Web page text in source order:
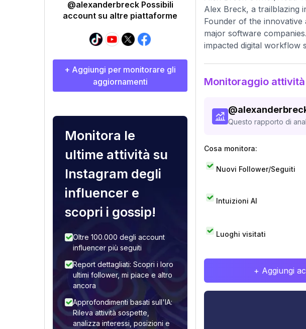
@alexanderbreck Possibili
account su altre piattaforme
+ Aggiungi per monitorare gli
aggiornamenti
Monitora le
ultime attività su
Instagram degli
influencer e
scopri i gossip!
Oltre 100.000 degli account
influencer più seguiti
Report dettagliati: Scopri i loro
ultimi follower, mi piace e altro
ancora
Approfondimenti basati sull'IA:
Rileva attività sospette,
analizza interessi, posizioni e
Alex Breck, a trailblazing
Founder of the
major software
impacted digital workflow
Monitoraggio
@
Questo rapporto di
Cosa monitora:
Nuovi Follower/Seguiti
Intuizioni AI
Luoghi visitati
+ Aggiungi